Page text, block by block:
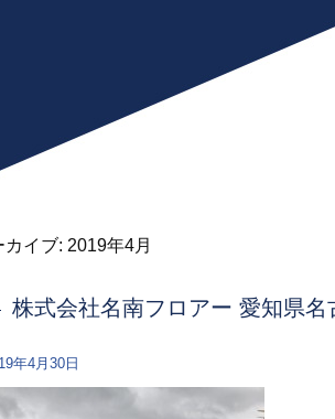
カイブ: 2019年4月
株式会社名南フロアー 愛知県
年4月30日